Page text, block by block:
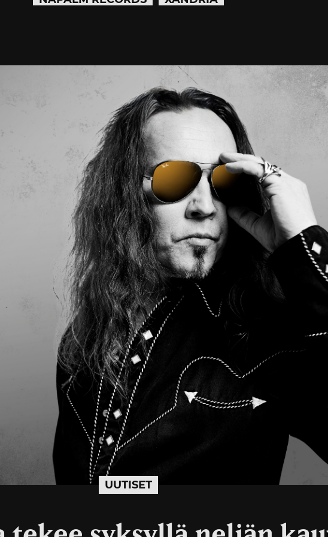
UUTISET